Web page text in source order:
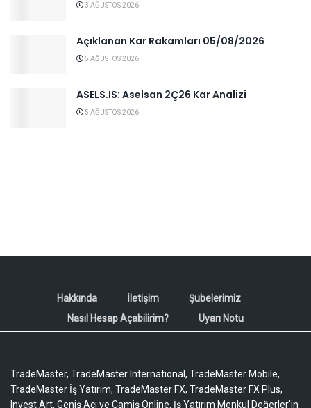
3 AĞUSTOS 2026
Açıklanan Kar Rakamları 05/08/2026
5 AĞUSTOS 2026
ASELS.IS: Aselsan 2Ç26 Kar Analizi
5 AĞUSTOS 2026
Hakkında İletişim
Şubelerimiz
Nasıl Hesap Açabilirim?
Uyarı Notu
TradeMaster, TradeMaster International, TradeMaster Mobile,
TradeMaster İş Yatırım, TradeMaster FX, TradeMaster FX Plus,
Invest Art, Geniş Açı ve Camiş Online, İş Yatırım Menkul Değerler'in